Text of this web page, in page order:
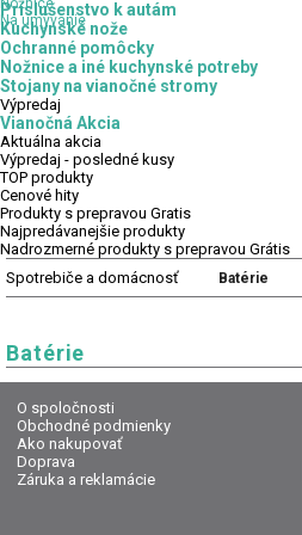
Nožnice
Na umývanie
Príslušenstvo k autám
Kuchynské nože
Ochranné pomôcky
Nožnice a iné kuchynské potreby
Stojany na vianočné stromy
Výpredaj
Vianočná Akcia
Aktuálna akcia
Výpredaj - posledné kusy
TOP produkty
Cenové hity
Produkty s prepravou Gratis
Najpredávanejšie produkty
Nadrozmerné produkty s prepravou Grátis
Spotrebiče a domácnosť
Batérie
Batérie
O spoločnosti
Obchodné podmienky
Ako nakupovať
Doprava
Záruka a reklamácie